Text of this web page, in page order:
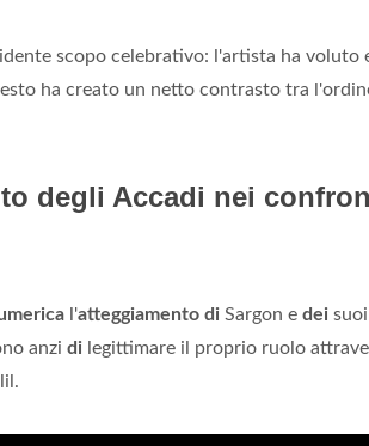
scopo celebrativo: l'artista ha voluto
ha creato un netto contrasto tra
degli Accadi nei
l'atteggiamento di Sargon e dei
anzi di legittimare il proprio ruolo